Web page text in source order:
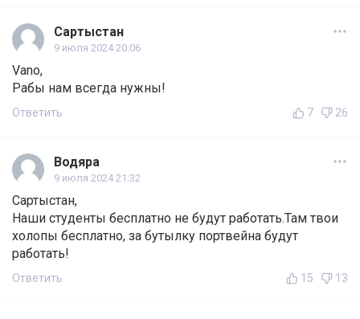
Сартыстан
9 июля 2024 20:06
Vano,
Рабы нам всегда нужны!
Ответить 7 26
Водяра
9 июля 2024 21:32
Сартыстан,
Наши студенты бесплатно не будут работать.Там твои
холопы бесплатно, за бутылку портвейна будут
работать!
Ответить 15 13